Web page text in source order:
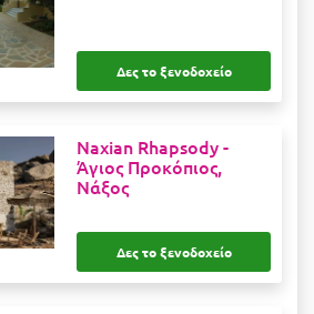
Δες το ξενοδοχείο
Naxian Rhapsody -
Άγιος Προκόπιος,
Νάξος
Δες το ξενοδοχείο